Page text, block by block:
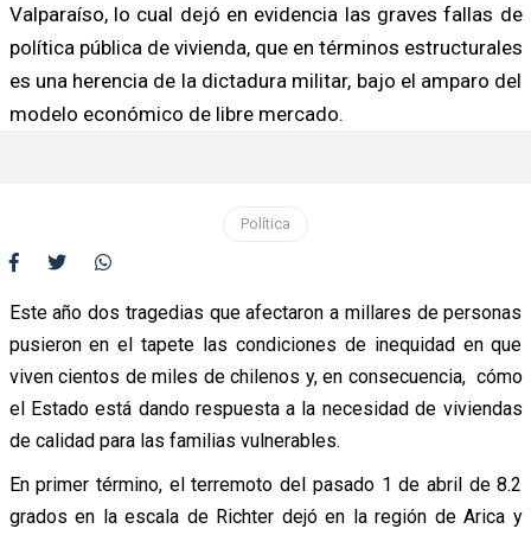
Valparaíso, lo cual dejó en evidencia las graves fallas de
política pública de vivienda, que en términos estructurales
es una herencia de la dictadura militar, bajo el amparo del
modelo económico de libre mercado.
Política
Este año dos tragedias que afectaron a millares de personas
pusieron en el tapete las condiciones de inequidad en que
viven cientos de miles de chilenos y, en consecuencia, cómo
el Estado está dando respuesta a la necesidad de viviendas
de calidad para las familias vulnerables.
En primer término, el terremoto del pasado 1 de abril de 8.2
grados en la escala de Richter dejó en la región de Arica y